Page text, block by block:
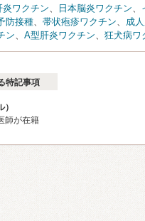
炎ワクチン、 日本脳炎ワクチン、
防接種、 帯状疱疹ワクチン、 成
ン、 A型肝炎ワクチン、 狂犬病ワ
特記事項
師が在籍